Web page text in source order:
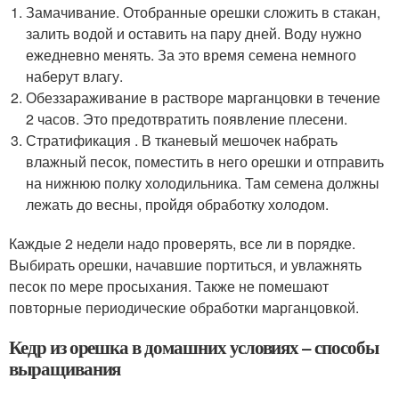
Замачивание. Отобранные орешки сложить в стакан,
залить водой и оставить на пару дней. Воду нужно
ежедневно менять. За это время семена немного
наберут влагу.
Обеззараживание в растворе марганцовки в течение
2 часов. Это предотвратить появление плесени.
Стратификация . В тканевый мешочек набрать
влажный песок, поместить в него орешки и отправить
на нижнюю полку холодильника. Там семена должны
лежать до весны, пройдя обработку холодом.
Каждые 2 недели надо проверять, все ли в порядке.
Выбирать орешки, начавшие портиться, и увлажнять
песок по мере просыхания. Также не помешают
повторные периодические обработки марганцовкой.
Кедр из орешка в домашних условиях – способы
выращивания